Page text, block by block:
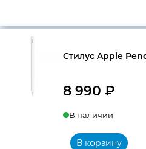
Стилус Apple
8 990 ₽
В наличии
В корзину